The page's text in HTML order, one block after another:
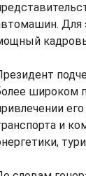
Для
широком
и